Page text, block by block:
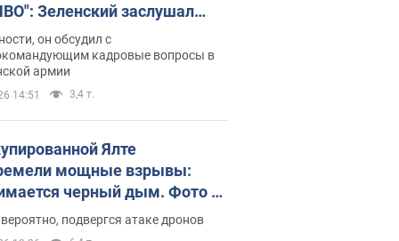
Зеленский заслушал
Драпатого и объявил о
мерах
он обсудил с
кадровые вопросы в
армии
14:51 3,4 т.
Ялте
мощные взрывы:
черный дым. Фото и
подвергся атаке дронов